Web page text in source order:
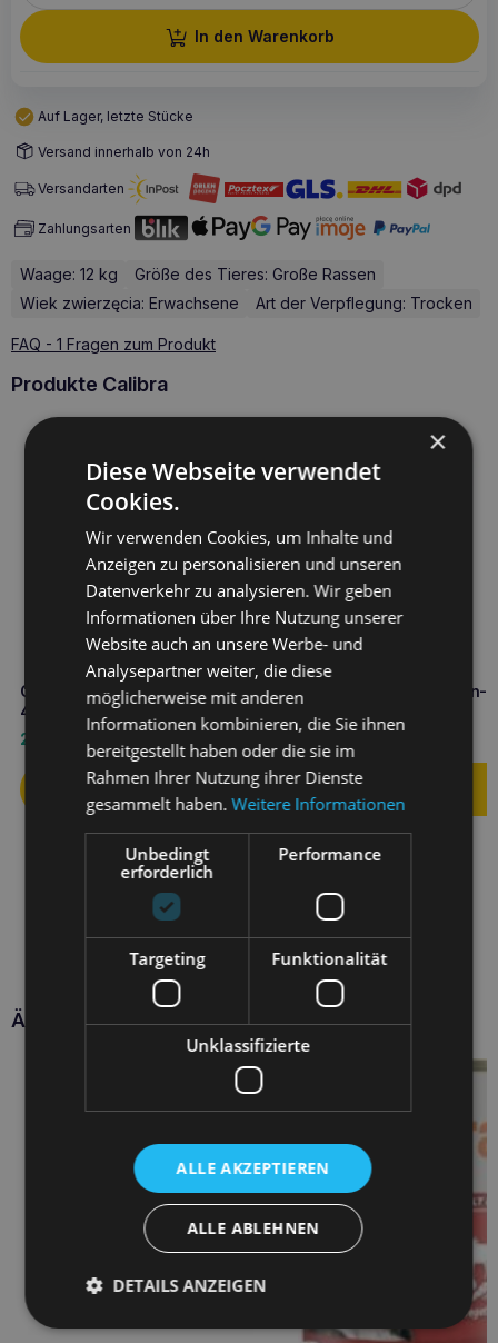
In den Warenkorb
Auf Lager, letzte Stücke
Versand innerhalb von 24h
Versandarten
Zahlungsarten
Waage: 12 kg
Größe des Tieres: Große Rassen
Wiek zwierzęcia: Erwachsene
Art der Verpflegung: Trocken
FAQ - 1 Fragen zum Produkt
Produkte Calibra
CALIBRA VD Dog Hepatic can
400g Leberunterstützung
2,90
CALIBRA VD Hund Magen-
2,90
Ähnliche Produkte
×
Diese Webseite verwendet
Cookies.
Wir verwenden Cookies, um Inhalte und
Anzeigen zu personalisieren und unseren
Datenverkehr zu analysieren. Wir geben
Informationen über Ihre Nutzung unserer
Website auch an unsere Werbe- und
Analysepartner weiter, die diese
möglicherweise mit anderen
Informationen kombinieren, die Sie ihnen
bereitgestellt haben oder die sie im
Rahmen Ihrer Nutzung ihrer Dienste
gesammelt haben.Weitere Informationen
Unbedingt
erforderlich
Performance
Targeting Funktionalität
Unklassifizierte
ALLE AKZEPTIEREN
ALLE ABLEHNEN
DETAILS ANZEIGEN